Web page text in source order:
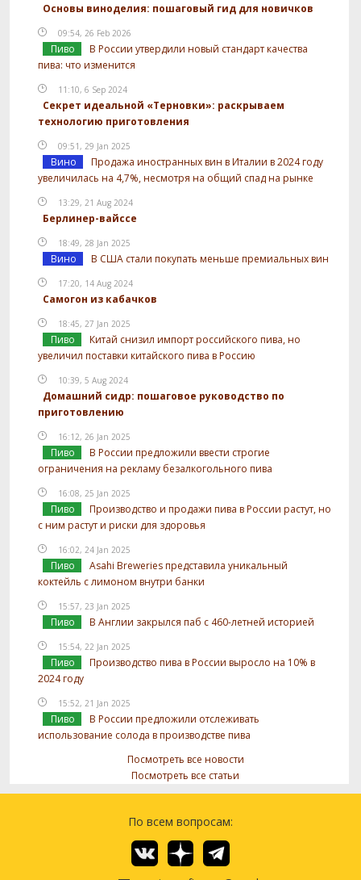
Основы виноделия: пошаговый гид для новичков
09:54, 26 Feb 2026
Пиво
В России утвердили новый стандарт качества
пива: что изменится
11:10, 6 Sep 2024
Секрет идеальной «Терновки»: раскрываем
технологию приготовления
09:51, 29 Jan 2025
Вино
Продажа иностранных вин в Италии в 2024 году
увеличилась на 4,7%, несмотря на общий спад на рынке
13:29, 21 Aug 2024
Берлинер-вайссе
18:49, 28 Jan 2025
Вино В США стали покупать меньше премиальных вин
17:20, 14 Aug 2024
Самогон из кабачков
18:45, 27 Jan 2025
Пиво
Китай снизил импорт российского пива, но
увеличил поставки китайского пива в Россию
10:39, 5 Aug 2024
Домашний сидр: пошаговое руководство по
приготовлению
16:12, 26 Jan 2025
Пиво
В России предложили ввести строгие
ограничения на рекламу безалкогольного пива
16:08, 25 Jan 2025
Пиво
Производство и продажи пива в России растут, но
с ним растут и риски для здоровья
16:02, 24 Jan 2025
Пиво
Asahi Breweries представила уникальный
коктейль с лимоном внутри банки
15:57, 23 Jan 2025
Пиво В Англии закрылся паб с 460-летней историей
15:54, 22 Jan 2025
Пиво
Производство пива в России выросло на 10% в
2024 году
15:52, 21 Jan 2025
Пиво
В России предложили отслеживать
использование солода в производстве пива
Посмотреть все новости
Посмотреть все статьи
По всем вопросам: